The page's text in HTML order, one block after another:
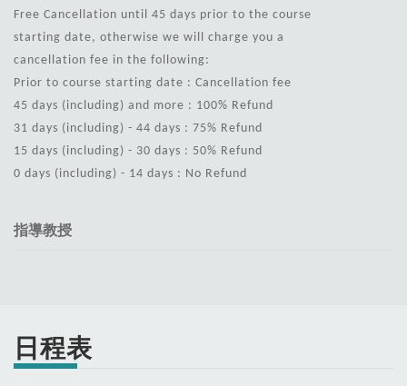
Free Cancellation until 45 days prior to the course
starting date, otherwise we will charge you a
cancellation fee in the following:
Prior to course starting date : Cancellation fee
45 days (including) and more : 100% Refund
31 days (including) - 44 days : 75% Refund
15 days (including) - 30 days : 50% Refund
0 days (including) - 14 days : No Refund
指導教授
日程表